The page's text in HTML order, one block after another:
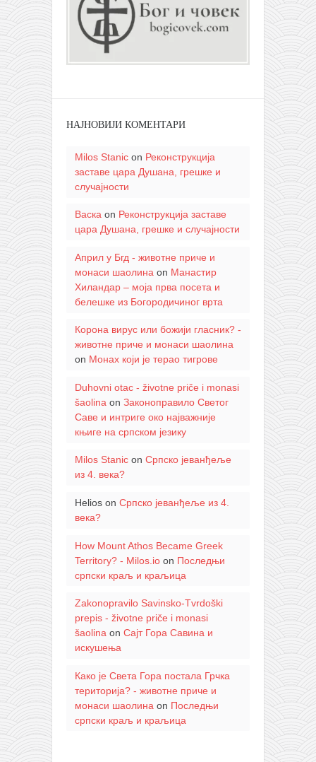
НАЈНОВИЈИ КОМЕНТАРИ
Milos Stanicon Реконструкција
заставе цара Душана, грешке и
случајности
Васкаon Реконструкција заставе
цара Душана, грешке и случајности
Април у Бгд - животне приче и
монаси шаолина on Манастир
Хиландар – моја прва посета и
белешке из Богородичиног врта
Корона вирус или божији гласник? -
животне приче и монаси шаолина
on Монах који је терао тигрове
Duhovni otac - životne priče i monasi
šaolina on Законоправило Светог
Саве и интриге око најважније
књиге на српском језику
Milos Stanicon Српско јеванђеље
из 4. века?
Helioson Српско јеванђеље из 4.
века?
How Mount Athos Became Greek
Territory? - Milos.ioon Последњи
српски краљ и краљица
Zakonopravilo Savinsko-Tvrdoški
prepis - životne priče i monasi
šaolina on Сајт Гора Савина и
искушења
Како је Света Гора постала Грчка
територија? - животне приче и
монаси шаолина on Последњи
српски краљ и краљица